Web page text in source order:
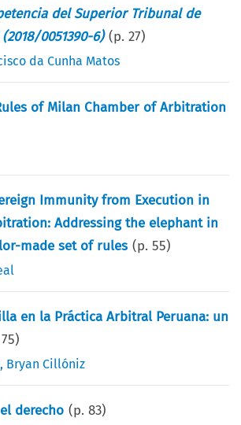
del Superior Tribunal de
0051390-6) (p.27)
da Cunha Matos
of Milan Chamber of Arbitration
Immunity from Execution in
Addressing the elephant in
made set of rules (p.55)
en la Práctica Arbitral Peruana: un
75)
, Bryan Cillóniz
derecho (p.83)